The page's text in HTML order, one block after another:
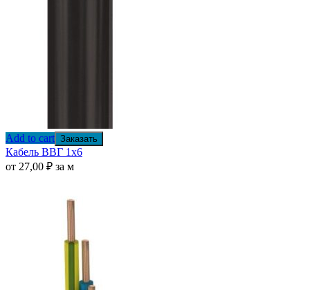
Add to cart Заказать
Кабель ВВГ 1х6
от 27,00 ₽ за м